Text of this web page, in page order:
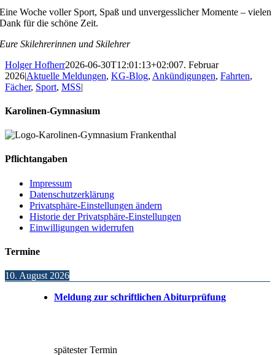
Eine Woche voller Sport, Spaß und unvergesslicher Momente – vielen
Dank für die schöne Zeit.
Eure Skilehrerinnen und Skilehrer
Holger Hofherr2026-06-30T12:01:13+02:007. Februar
2026|Aktuelle Meldungen, KG-Blog, Ankündigungen, Fahrten,
Fächer, Sport, MSS|
Karolinen-Gymnasium
Pflichtangaben
Impressum
Datenschutzerklärung
Privatsphäre-Einstellungen ändern
Historie der Privatsphäre-Einstellungen
Einwilligungen widerrufen
Termine
10. August 2026
Meldung zur schriftlichen Abiturprüfung
spätester Termin